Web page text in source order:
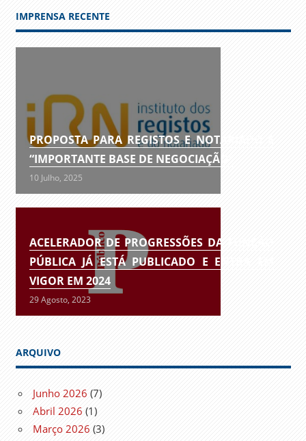
IMPRENSA RECENTE
PROPOSTA PARA REGISTOS E NOTARIADO É
“IMPORTANTE BASE DE NEGOCIAÇÃO”
10 Julho, 2025
ACELERADOR DE PROGRESSÕES DA FUNÇÃO
PÚBLICA JÁ ESTÁ PUBLICADO E ENTRA EM
VIGOR EM 2024
29 Agosto, 2023
ARQUIVO
Junho 2026 (7)
Abril 2026 (1)
Março 2026 (3)